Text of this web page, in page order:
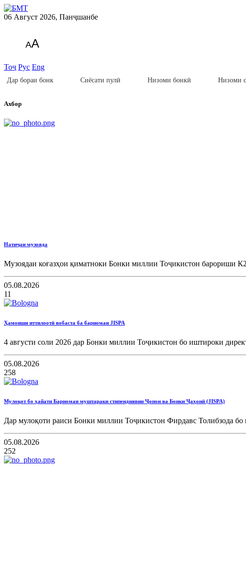
06 Август 2026, Панҷшанбе
AA
Тоҷ Рус Eng
Дар бораи бонк Сиёсати пулӣ Низоми бонкӣ Низоми
Ахбор
Натиҷаи музояда
Музоядаи коғазҳои қиматноки Бонки миллии Тоҷикистон барориши
05.08.2026
11
Ҳамоиши иттилоотӣ вобаста ба барномаи JISPA
4 августи соли 2026 дар Бонки миллии Тоҷикистон бо иштироки
05.08.2026
258
Мулоқот бо ҳайати Барномаи муштараки стипендиявии Ҷопон ва Бонки Ҷаҳонӣ (JISPA)
Дар мулоқоти раиси Бонки миллии Тоҷикистон Фирдавс Толибзода
05.08.2026
252